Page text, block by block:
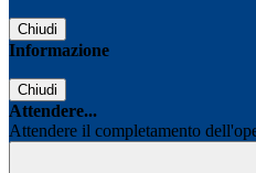
Chiudi
Informazione
Chiudi
Attendere...
Attendere il completamento